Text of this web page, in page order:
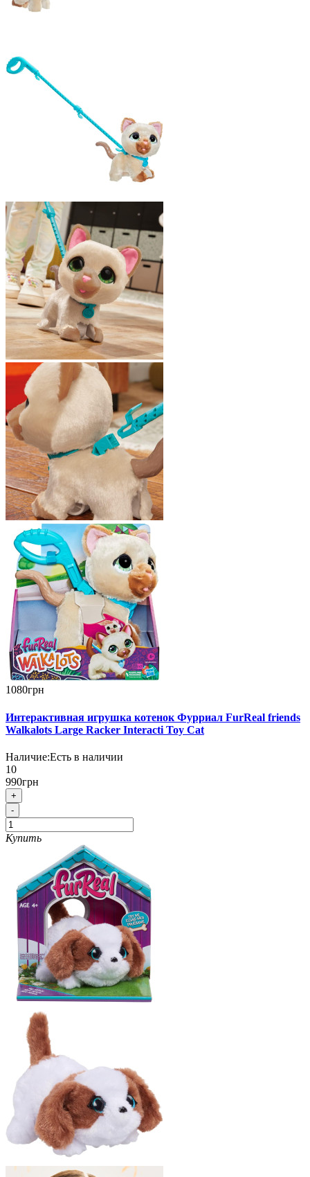
1080грн
Интерактивная игрушка котенок Фурриал FurReal friends
Walkalots Large Racker Interacti Toy Cat
Наличие:Есть в наличии
10
990грн
+
-
Купить